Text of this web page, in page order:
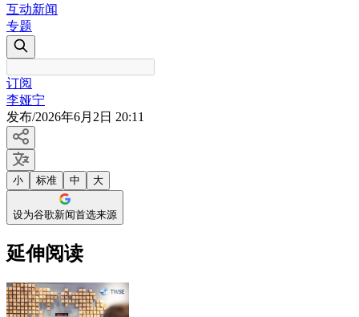
互动新闻
专题
订阅
李娅宁
发布/2026年6月2日 20:11
小 标准 中 大
设为谷歌新闻首选来源
延伸阅读